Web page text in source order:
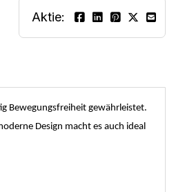
Aktie:
Bewegungsfreiheit gewährleistet.
Design macht es auch ideal